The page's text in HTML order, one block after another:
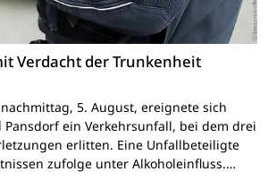
Verdacht der Trunkenheit
5. August, ereignete sich
Pansdorf ein Verkehrsunfall, bei dem drei
erlitten. Eine Unfallbeteiligte
zufolge unter Alkoholeinfluss.…